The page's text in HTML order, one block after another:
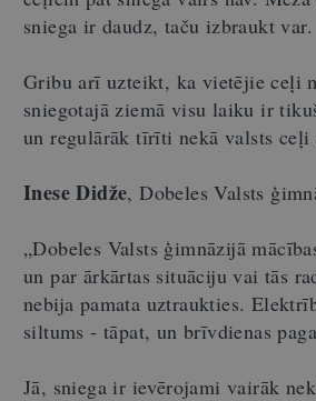
sniega ir daudz, taču izbraukt var.
Gribu arī uzteikt, ka vietējie ceļi
sniegotajā ziemā visu laiku ir
un regulārāk tīrīti nekā valsts ceļi
Inese Didže, Dobeles Valsts
„Dobeles Valsts ģimnāzijā
un par ārkārtas situāciju vai tās
nebija pamata uztraukties.
siltums - tāpat, un brīvdienas
Jā, sniega ir ievērojami vairāk